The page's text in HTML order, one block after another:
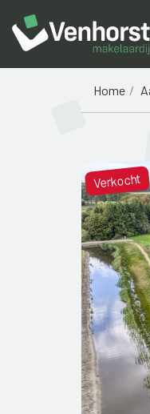
Home
Verkocht